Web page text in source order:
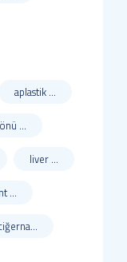
aplastik ...
...
liver ...
...